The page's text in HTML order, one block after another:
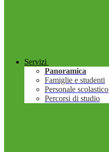
Servizi
Panoramica
Famiglie e studenti
Personale scolastico
Percorsi di studio